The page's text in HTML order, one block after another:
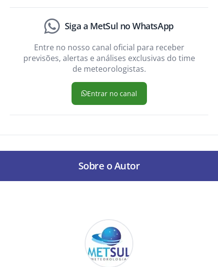
Siga a MetSul no WhatsApp
Entre no nosso canal oficial para receber
previsões, alertas e análises exclusivas do time
de meteorologistas.
Entrar no canal
Sobre o Autor